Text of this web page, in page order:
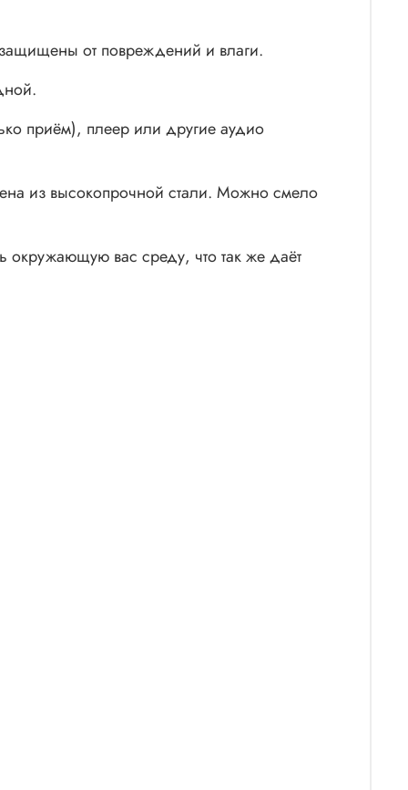
защищены от повреждений и влаги.
приём), плеер или другие аудио
из высокопрочной стали. Можно смело
окружающую вас среду, что так же даёт